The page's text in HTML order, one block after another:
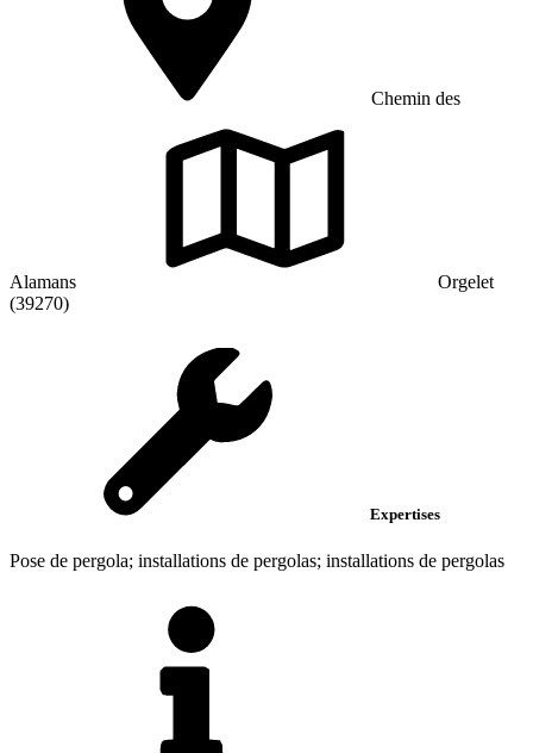
Chemin des
Alamans
Orgelet
(39270)
Expertises
Pose de pergola; installations de pergolas; installations de pergolas